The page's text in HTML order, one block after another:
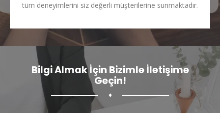
tüm deneyimlerini siz değerli müşterilerine sunmaktadır.
Bilgi Almak İçin Bizimle İletişime
Geçin!
♦